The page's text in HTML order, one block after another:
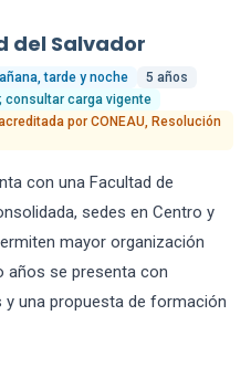
del Salvador
tarde y noche
5 años
consultar carga vigente
por CONEAU, Resolución
con una Facultad de
sedes en Centro y
mayor organización
años se presenta con
una propuesta de formación